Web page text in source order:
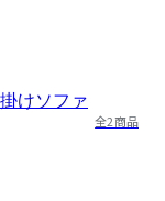
全2商品